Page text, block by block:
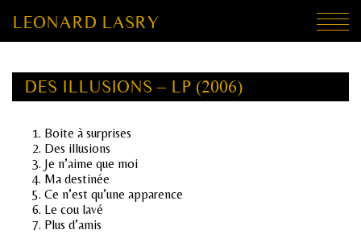
LEONARD LASRY
DES ILLUSIONS – LP (2006)
Boite à surprises
Des illusions
Je n’aime que moi
Ma destinée
Ce n’est qu’une apparence
Le cou lavé
Plus d’amis